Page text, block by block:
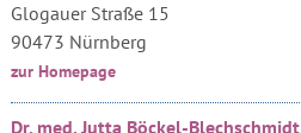
Glogauer Straße 15
90473 Nürnberg
zur Homepage
Dr. med. Jutta Böckel-Blechschmidt